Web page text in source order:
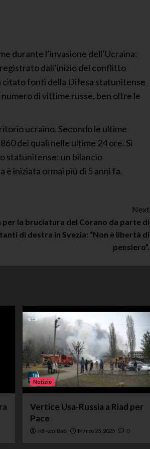
durante l’invasione dell’Ucraina:
dall’inizio del conflitto
citato fonti della Difesa statunitense
di vittime russe, ben oltre le
ucraino. Secondo le ultime
dei quali nelle ultime 24 ore. Si
statunitense: un bilancio
iniziata ormai più di 5 anni fa.
Next
per la bruciatura del Corano da parte di
di destra in Svezia: “Non è libertà di
pensiero”.
Notizie
Vertice Usa-Russia a Riad per
Pace
n8-woltlab Marzo 25, 2025 0